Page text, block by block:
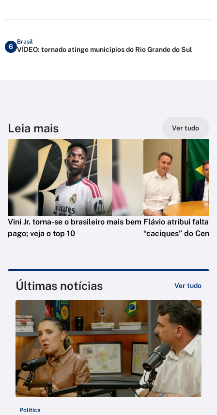
6
Brasil
VÍDEO: tornado atinge municípios do Rio Grande do Sul
Leia mais Ver tudo
Vini Jr. torna-se o brasileiro mais bem
pago; veja o top 10
Flávio atribui falta
“caciques” do
Últimas notícias Ver tudo
Política